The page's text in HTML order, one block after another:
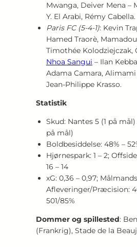
Mwanga, Deiver Mena –
Y. El Arabi, Rémy Cabella.
Paris FC (5‑4‑1): Kevin
Hamed Traorè,
Timothée Kolodziejczak,
Nhoa Sangui – Ilan
Adama Camara, Alimami
Jean‑Philippe Krasso.
Statistik
Skud: Nantes 5 (1 på mål)
på mål)
Boldbesiddelse: 48% –
Hjørnespark: 1 – 2;
16 – 14
xG: 0,36 – 0,97;
Afleveringer/Præcision:
501/85%
Dommer og spillested:
(Frankrig), Stade de la